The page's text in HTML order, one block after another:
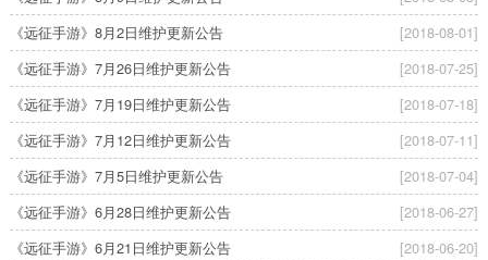
[2018-08-01]
《远征手游》8月2日维护更新公告
[2018-07-25]
《远征手游》7月26日维护更新公告
[2018-07-18]
《远征手游》7月19日维护更新公告
[2018-07-11]
《远征手游》7月12日维护更新公告
[2018-07-04]
《远征手游》7月5日维护更新公告
[2018-06-27]
《远征手游》6月28日维护更新公告
[2018-06-20]
《远征手游》6月21日维护更新公告